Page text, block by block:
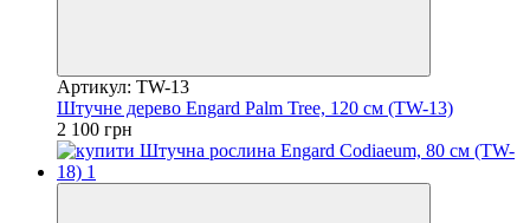
Артикул: TW-13
Штучне дерево Engard Palm Tree, 120 см (TW-13)
2 100 грн